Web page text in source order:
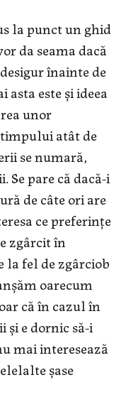
la punct un ghid
da seama dacă
înainte de
asta este şi ideea
unor
atât de
se numară,
pare că dacă-i
de câte ori are
ce preferinţe
zgârcit în
la fel de zgârciob
oarecum
că în cazul în
şi e dornic să-i
mai interesează
şase